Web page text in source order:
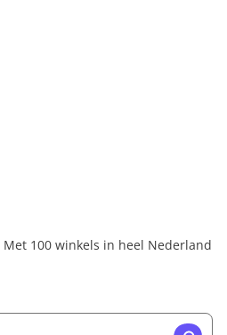
100 winkels in heel Nederland